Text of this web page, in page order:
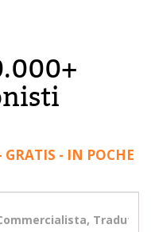
- IN POCHE